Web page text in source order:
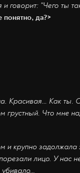
и говорит: "Чего ты
понятно, да?>
Красивая… Как ты.
грустный. Что мне
и крупно задолжала
лицо. У нас